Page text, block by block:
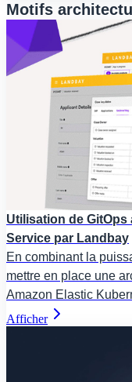
Motifs
Utilisation de
Service par Landbay
En combinant la
mettre en place une
Amazon Elastic
Afficher